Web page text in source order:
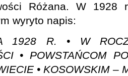
Różana. W 1928
wyryto napis:
1928 R. • W
• POWSTAŃCOM
• KOSOWSKIM –